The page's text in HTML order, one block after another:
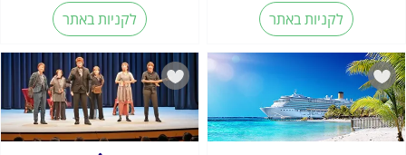
לקניות באתר לקניות באתר